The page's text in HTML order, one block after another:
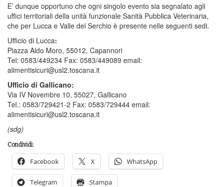
E’ dunque opportuno che ogni singolo evento sia segnalato agli
uffici territoriali della unità funzionale Sanità Pubblica Veterinaria,
che per Lucca e Valle del Serchio è presente nelle seguenti sedi.
Ufficio di Lucca:
Piazza Aldo Moro, 55012, Capannori
Tel: 0583/449234 Fax: 0583/449089 email:
alimentisicuri@usl2.toscana.it
Ufficio di Gallicano:
Via IV Novembre 10, 55027, Gallicano
Tel.: 0583/729421-2 Fax: 0583/729444 email:
alimentisicuri@usl2.toscana.it
(sdg)
Condividi:
Facebook X WhatsApp
Telegram Stampa